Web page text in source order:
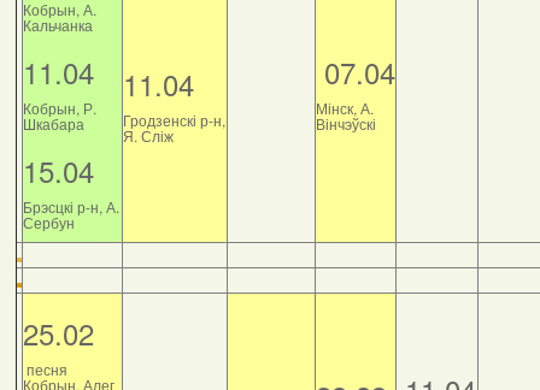
Кобрын, А.
Кальчанка
11.04
Кобрын, Р.
Шкабара
15.04
Брэсцкі р-н, А.
Сербун
11.04
Гродзенскі р-н,
Я. Сліж
07.04
Мінск, А.
Вінчэўскі
25.02
песня
Кобрын, Алег